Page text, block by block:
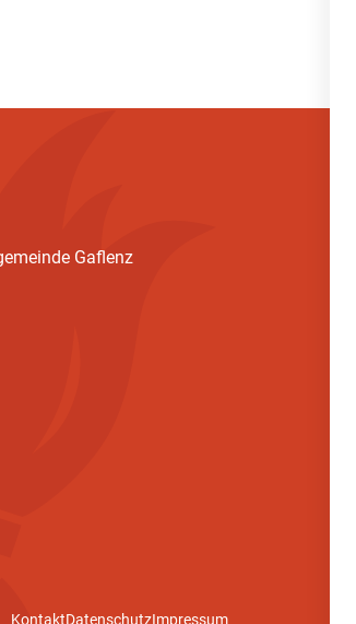
Gaflenz
KontaktDatenschutzImpressum